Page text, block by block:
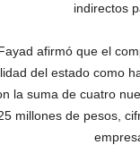
indirectos
afirmó que el
del estado como
la suma de cuatro
millones de pesos,